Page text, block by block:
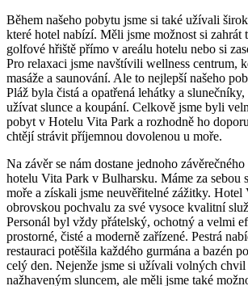
Během našeho pobytu jsme si také užívali
které hotel nabízí. Měli jsme možnost si zahrát
golfové hřiště přímo v areálu hotelu nebo si
Pro relaxaci jsme navštívili wellness centrum,
masáže a saunování. Ale to nejlepší našeho
Pláž byla čistá a opatřená lehátky a
užívat slunce a koupání. Celkově jsme byli
pobyt v Hotelu Vita Park a rozhodně ho
chtějí strávit příjemnou dovolenou u moře.
Na závěr se nám dostane jednoho
hotelu Vita Park v Bulharsku. Máme za sebou
moře a získali jsme neuvěřitelné zážitky. Hotel
obrovskou pochvalu za své vysoce kvalitní
Personál byl vždy přátelský, ochotný a velmi
prostorné, čisté a moderně zařízené. Pestrá
restauraci potěšila každého gurmána a bazén
celý den. Nejenže jsme si užívali volných
nažhaveným sluncem, ale měli jsme také